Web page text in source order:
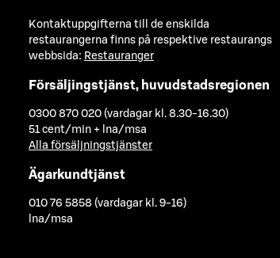
Kontaktuppgifterna till de enskilda
restaurangerna finns på respektive restaurangs
webbsida: Restauranger
Försäljingstjänst, huvudstadsregionen
0300 870 020 (vardagar kl. 8.30-16.30)
51 cent/min + lna/msa
Alla försäljningstjänster
Ägarkundtjänst
010 76 5858 (vardagar kl. 9-16)
lna/msa